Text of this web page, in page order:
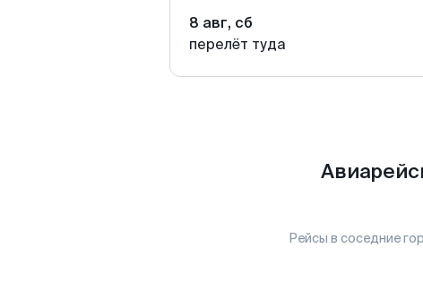
8 авг, сб
перелёт туда
Рейсы в соседние